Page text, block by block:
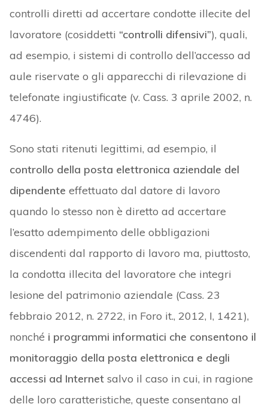
controlli diretti ad accertare condotte illecite del
lavoratore (cosiddetti “controlli difensivi”), quali,
ad esempio, i sistemi di controllo dell’accesso ad
aule riservate o gli apparecchi di rilevazione di
telefonate ingiustificate (v. Cass. 3 aprile 2002, n.
4746).
Sono stati ritenuti legittimi, ad esempio, il
controllo della posta elettronica aziendale del
dipendente effettuato dal datore di lavoro
quando lo stesso non è diretto ad accertare
l’esatto adempimento delle obbligazioni
discendenti dal rapporto di lavoro ma, piuttosto,
la condotta illecita del lavoratore che integri
lesione del patrimonio aziendale (Cass. 23
febbraio 2012, n. 2722, in Foro it., 2012, I, 1421),
nonché i programmi informatici che consentono il
monitoraggio della posta elettronica e degli
accessi ad Internetsalvo il caso in cui, in ragione
delle loro caratteristiche, queste consentano al